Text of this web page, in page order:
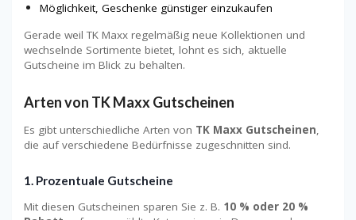
Möglichkeit, Geschenke günstiger einzukaufen
Gerade weil TK Maxx regelmäßig neue Kollektionen und
wechselnde Sortimente bietet, lohnt es sich, aktuelle
Gutscheine im Blick zu behalten.
Arten von TK Maxx Gutscheinen
Es gibt unterschiedliche Arten von TK Maxx Gutscheinen,
die auf verschiedene Bedürfnisse zugeschnitten sind.
1. Prozentuale Gutscheine
Mit diesen Gutscheinen sparen Sie z. B. 10 % oder 20 %